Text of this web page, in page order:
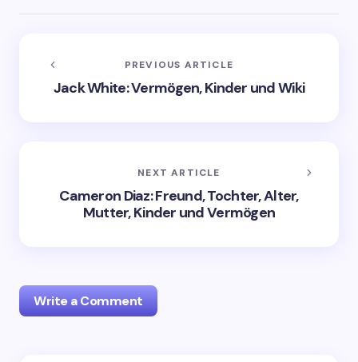
PREVIOUS ARTICLE
Jack White: Vermögen, Kinder und Wiki
NEXT ARTICLE
Cameron Diaz: Freund, Tochter, Alter,
Mutter, Kinder und Vermögen
Write a Comment